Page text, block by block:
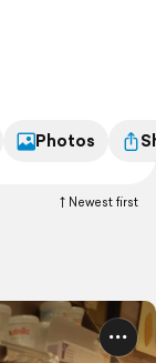
Photos
Newest first